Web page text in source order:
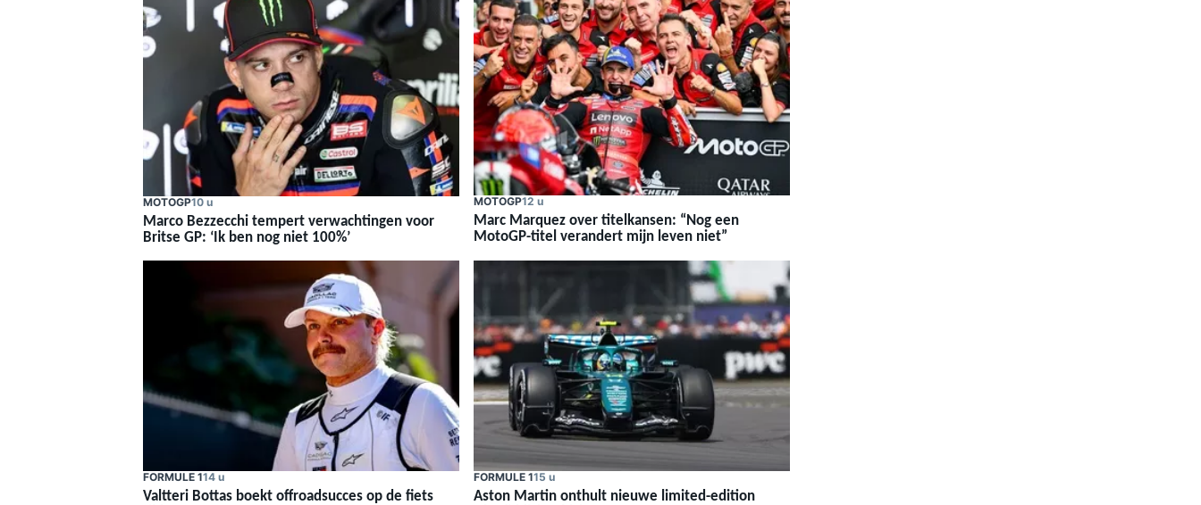
MEER RACEKLASSEN
MOTOGP10 u
Marco Bezzecchi tempert verwachtingen voor
Britse GP: ‘Ik ben nog niet 100%’
MOTOGP12 u
Marc Marquez over titelkansen: “Nog een
MotoGP-titel verandert mijn leven niet”
FORMULE 114 u
Valtteri Bottas boekt offroadsucces op de fiets
FORMULE 115 u
Aston Martin onthult nieuwe limited-edition